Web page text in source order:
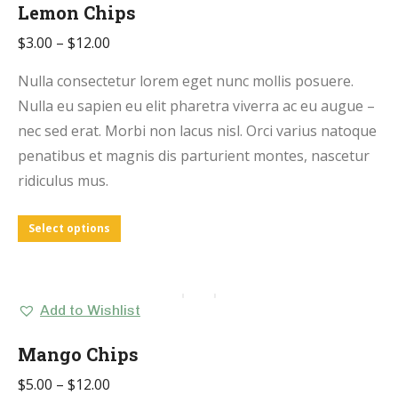
Lemon Chips
$3.00 – $12.00
Nulla consectetur lorem eget nunc mollis posuere.
Nulla eu sapien eu elit pharetra viverra ac eu augue –
nec sed erat. Morbi non lacus nisl. Orci varius natoque
penatibus et magnis dis parturient montes, nascetur
ridiculus mus.
Select options
Add to Wishlist
Mango Chips
$5.00 – $12.00